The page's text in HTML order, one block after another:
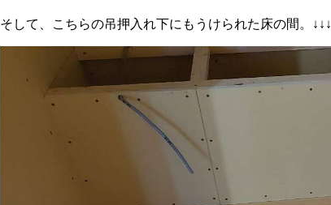
そして、こちらの吊押入れ下にもうけられた床の間。↓↓↓